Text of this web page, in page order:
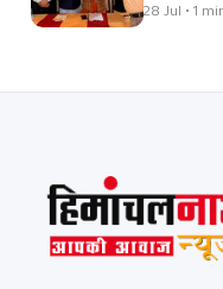
28 Jul • 1